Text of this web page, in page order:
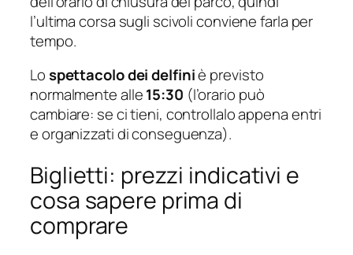
l’ultima corsa sugli scivoli conviene farla per
tempo.
Lospettacolo dei delfiniè previsto
normalmente alle15:30 (l’orario può
cambiare: se ci tieni, controllalo appena entri
e organizzati di conseguenza).
Biglietti: prezzi indicativi e
cosa sapere prima di
comprare